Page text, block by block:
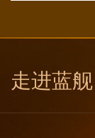
走进蓝舰